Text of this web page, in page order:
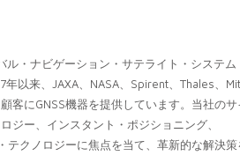
・ナビゲーション・サテライト・システ
以来、JAXA、NASA、Spirent、Thales、
客にGNSS機器を提供しています。当社の
ジー、インスタント・ポジショニング、